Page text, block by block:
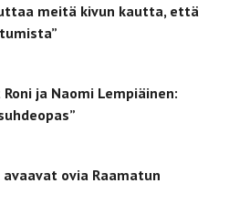
meitä kivun kautta, että
ja Naomi Lempiäinen:
ovia Raamatun